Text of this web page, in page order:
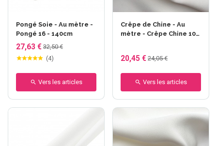
Pongé Soie - Au mètre -
Pongé 16 - 140cm
27,63 € 32,50 €
(4)
Vers les articles
Crêpe de Chine - Au
mètre - Crêpe Chine 10
20,45 € 24,05 €
Vers les articles